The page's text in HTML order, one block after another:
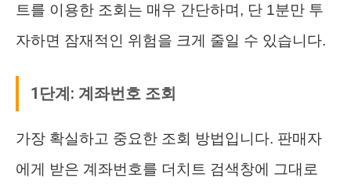
트를 이용한 조회는 매우 간단하며, 단 1분만 투
자하면 잠재적인 위험을 크게 줄일 수 있습니다.
1단계: 계좌번호 조회
가장 확실하고 중요한 조회 방법입니다. 판매자
에게 받은 계좌번호를 더치트 검색창에 그대로